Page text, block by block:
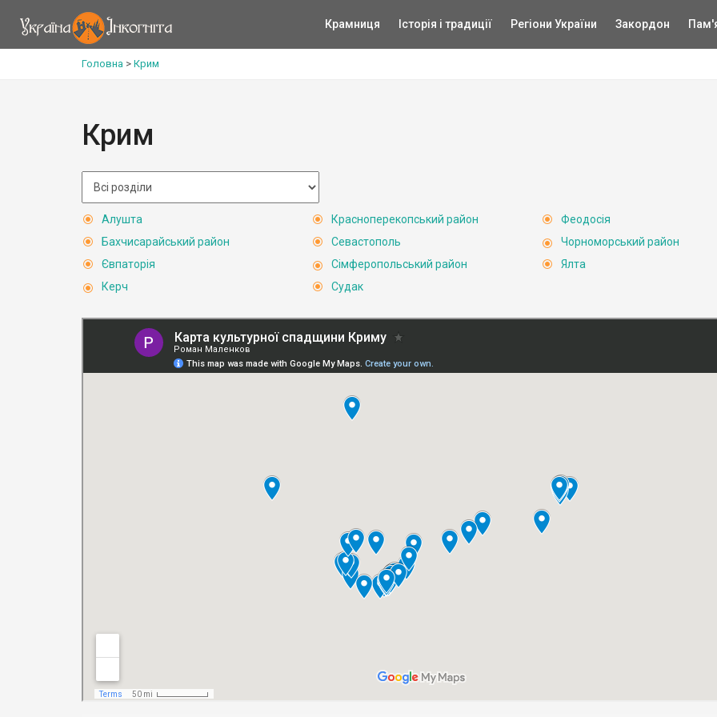
Крамниця Історія і традиції Регіони України Закордон
Головна > Крим
Крим
Алушта
Бахчисарайський район
Євпаторія
Керч
Красноперекопський район
Севастополь
Сімферопольський район
Судак
Феодосія
Чорноморський район
Ялта